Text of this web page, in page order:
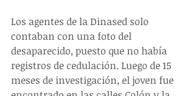
Los agentes de la Dinased solo
contaban con una foto del
desaparecido, puesto que no había
registros de cedulación. Luego de 15
meses de investigación, el joven fue